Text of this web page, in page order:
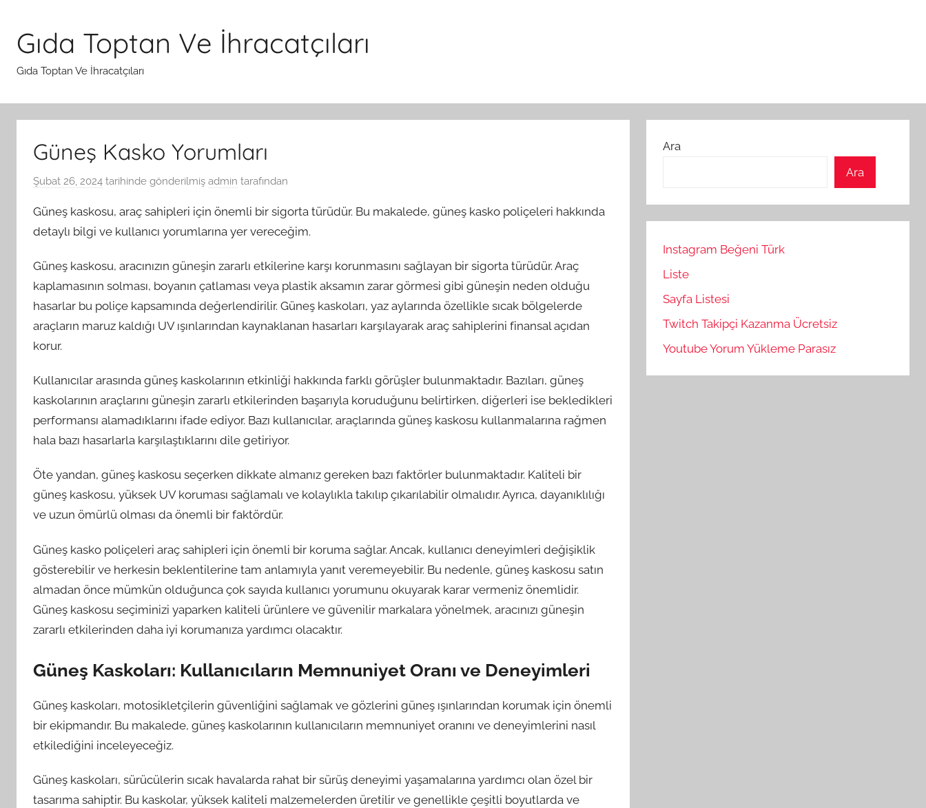
Gıda Toptan Ve İhracatçıları
Gıda Toptan Ve İhracatçıları
Güneş Kasko Yorumları
Şubat 26, 2024 tarihinde gönderilmiş admin tarafından
Güneş kaskosu, araç sahipleri için önemli bir sigorta türüdür. Bu makalede, güneş kasko poliçeleri hakkında
detaylı bilgi ve kullanıcı yorumlarına yer vereceğim.
Güneş kaskosu, aracınızın güneşin zararlı etkilerine karşı korunmasını sağlayan bir sigorta türüdür. Araç
kaplamasının solması, boyanın çatlaması veya plastik aksamın zarar görmesi gibi güneşin neden olduğu
hasarlar bu poliçe kapsamında değerlendirilir. Güneş kaskoları, yaz aylarında özellikle sıcak bölgelerde
araçların maruz kaldığı UV ışınlarından kaynaklanan hasarları karşılayarak araç sahiplerini finansal açıdan
korur.
Kullanıcılar arasında güneş kaskolarının etkinliği hakkında farklı görüşler bulunmaktadır. Bazıları, güneş
kaskolarının araçlarını güneşin zararlı etkilerinden başarıyla koruduğunu belirtirken, diğerleri ise bekledikleri
performansı alamadıklarını ifade ediyor. Bazı kullanıcılar, araçlarında güneş kaskosu kullanmalarına rağmen
hala bazı hasarlarla karşılaştıklarını dile getiriyor.
Öte yandan, güneş kaskosu seçerken dikkate almanız gereken bazı faktörler bulunmaktadır. Kaliteli bir
güneş kaskosu, yüksek UV koruması sağlamalı ve kolaylıkla takılıp çıkarılabilir olmalıdır. Ayrıca, dayanıklılığı
ve uzun ömürlü olması da önemli bir faktördür.
Güneş kasko poliçeleri araç sahipleri için önemli bir koruma sağlar. Ancak, kullanıcı deneyimleri değişiklik
gösterebilir ve herkesin beklentilerine tam anlamıyla yanıt veremeyebilir. Bu nedenle, güneş kaskosu satın
almadan önce mümkün olduğunca çok sayıda kullanıcı yorumunu okuyarak karar vermeniz önemlidir.
Güneş kaskosu seçiminizi yaparken kaliteli ürünlere ve güvenilir markalara yönelmek, aracınızı güneşin
zararlı etkilerinden daha iyi korumanıza yardımcı olacaktır.
Güneş Kaskoları: Kullanıcıların Memnuniyet Oranı ve Deneyimleri
Güneş kaskoları, motosikletçilerin güvenliğini sağlamak ve gözlerini güneş ışınlarından korumak için önemli
bir ekipmandır. Bu makalede, güneş kaskolarının kullanıcıların memnuniyet oranını ve deneyimlerini nasıl
etkilediğini inceleyeceğiz.
Güneş kaskoları, sürücülerin sıcak havalarda rahat bir sürüş deneyimi yaşamalarına yardımcı olan özel bir
tasarıma sahiptir. Bu kaskolar, yüksek kaliteli malzemelerden üretilir ve genellikle çeşitli boyutlarda ve
Ara
Ara
Instagram Beğeni Türk
Liste
Sayfa Listesi
Twitch Takipçi Kazanma Ücretsiz
Youtube Yorum Yükleme Parasız